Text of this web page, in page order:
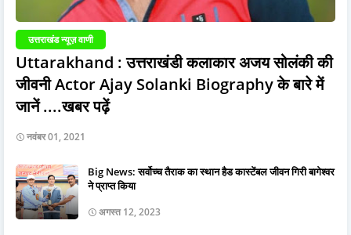
उत्तराखंड न्यूज़ वाणी
Uttarakhand : उत्तराखंडी कलाकार अजय सोलंकी की
जीवनी Actor Ajay Solanki Biography के बारे में
जानें ....खबर पढ़ें
नवंबर 01, 2021
Big News: सर्वोच्च तैराक का स्थान हैड कास्टेंबल जीवन गिरी बागेश्वर
ने प्राप्त किया
अगस्त 12, 2023